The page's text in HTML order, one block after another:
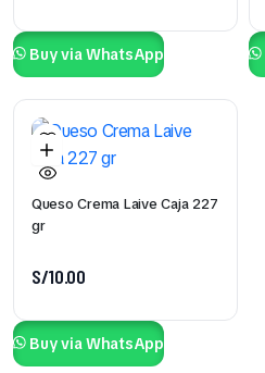
Buy via WhatsApp
Queso Crema Laive Caja 227
gr
S/10.00
Buy via WhatsApp